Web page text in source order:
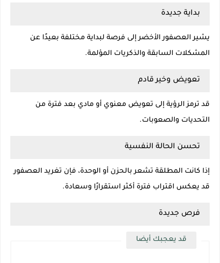
بداية جديدة
يشير العصفور الأخضر إلى فرصة لبداية مختلفة بعيدًا عن
المشكلات السابقة والذكريات المؤلمة.
تعويض وخير قادم
قد ترمز الرؤية إلى تعويض معنوي أو مادي بعد فترة من
التحديات والصعوبات.
تحسن الحالة النفسية
إذا كانت المطلقة تشعر بالحزن أو الوحدة، فإن تغريد العصفور
قد يعكس اقتراب فترة أكثر استقرارًا وسعادة.
فرص جديدة
قد يعجبك أيضا